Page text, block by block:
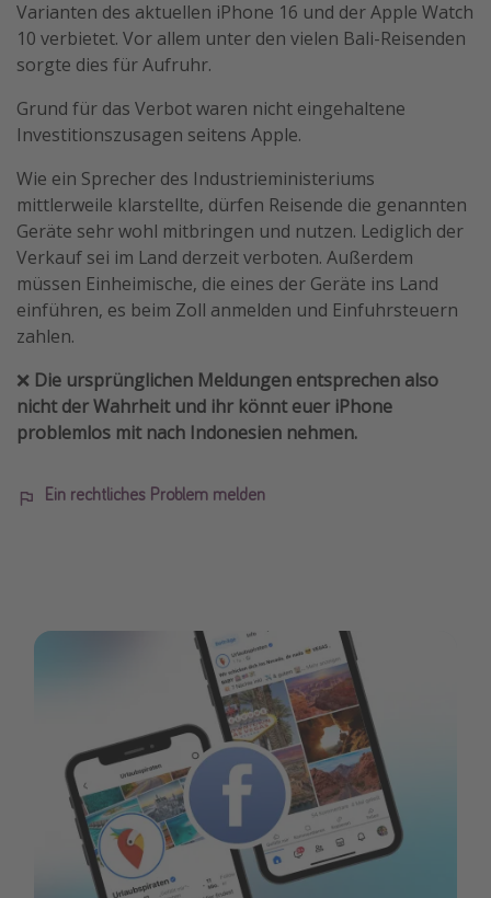
Strandurlaub
Gruppenreisen
Hotels in Amsterdam
Weitere Themen
Reise Journal
Familienurlaub in der Türkei
Rundreisen in Thailand
Bahnreisen in der Schweiz
Reisepassfreie Reiseziele
Travel Know How
Last Minute Urlaub Mallorca
Varianten des aktuellen iPhone 16 und der Apple Watch
10 verbietet. Vor allem unter den vielen Bali-Reisenden
sorgte dies für Aufruhr.
Grund für das Verbot waren nicht eingehaltene
Investitionszusagen seitens Apple.
Wie ein Sprecher des Industrieministeriums
mittlerweile klarstellte, dürfen Reisende die genannten
Geräte sehr wohl mitbringen und nutzen. Lediglich der
Verkauf sei im Land derzeit verboten. Außerdem
müssen Einheimische, die eines der Geräte ins Land
einführen, es beim Zoll anmelden und Einfuhrsteuern
zahlen.
❌ Die ursprünglichen Meldungen entsprechen also
nicht der Wahrheit und ihr könnt euer iPhone
problemlos mit nach Indonesien nehmen.
Ein rechtliches Problem melden